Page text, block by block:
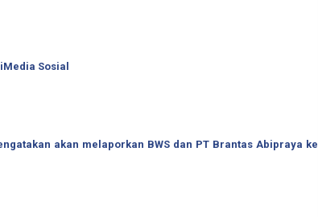
Sosial
akan melaporkan BWS dan PT Brantas Abipraya ke